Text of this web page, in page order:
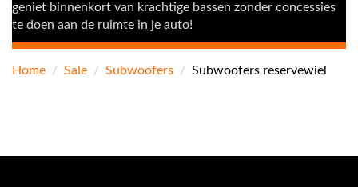
geniet binnenkort van krachtige bassen zonder concessies
te doen aan de ruimte in je auto!
Home / Sale / Subwoofers / Subwoofers reservewiel